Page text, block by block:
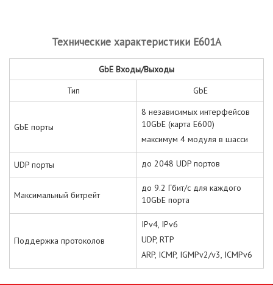
Технические характеристики E601A
GbE Входы/Выходы
Тип
GbE
GbE порты
8 независимых интерфейсов
10GbE (карта E600)
максимум 4 модуля в шасси
UDP порты до 2048 UDP портов
Максимальный битрейт
до 9.2 Гбит/с для каждого
10GbE порта
Поддержка протоколов
IPv4, IPv6
UDP, RTP
ARP, ICMP, IGMPv2/v3, ICMPv6